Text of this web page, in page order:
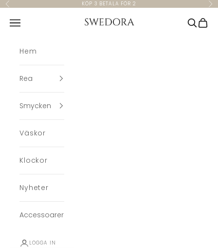
Hoppa till innehållet
Föregående KÖP 3 BETALA FÖR 2
Swedora
Meny Sök
Hem
Rea
Smycken
Väskor
Klockor
Nyheter
Accessoarer
LOGGA IN